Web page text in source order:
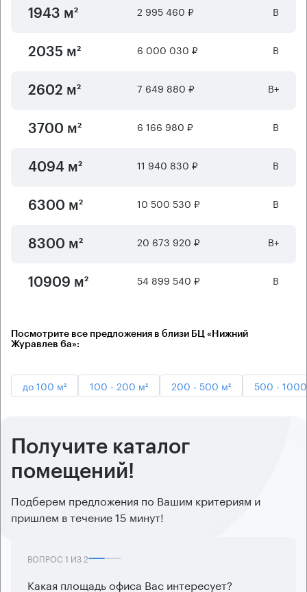
1943 м² 2 995 460 ₽ B
2035 м² 6 000 030 ₽ B
2602 м² 7 649 880 ₽ B+
3700 м² 6 166 980 ₽ B
4094 м² 11 940 830 ₽ B
6300 м² 10 500 530 ₽ B
8300 м² 20 673 920 ₽ B+
10909 м² 54 899 540 ₽ B
Посмотрите все предложения в близи БЦ «Нижний
Журавлев 6а»:
до 100 м² 100 - 200 м² 200 - 500 м² 500 -
Получите каталог
помещений!
Подберем предложения по Вашим критериям и
пришлем в течение 15 минут!
ВОПРОС 1 ИЗ2
Какая площадь офиса Вас интересует?